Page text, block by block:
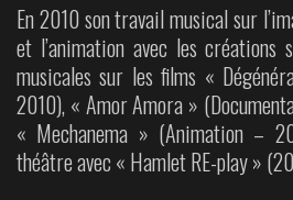
En 2010 son travail musical sur
et l’animation avec les créations
musicales sur les films «
2010), « Amor Amora »
« Mechanema » (Animation –
théâtre avec « Hamlet RE-play »